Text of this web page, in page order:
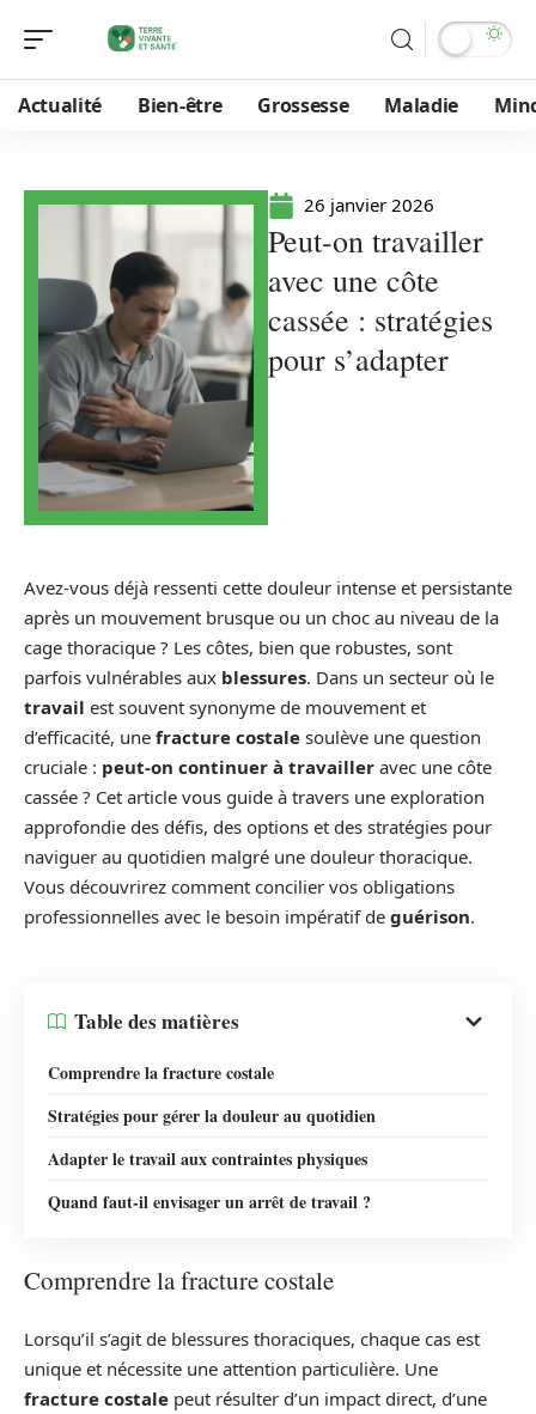
Actualité Bien-être Grossesse Maladie
26 janvier 2026
Peut-on travailler
avec une côte
cassée : stratégies
pour s’adapter
Avez-vous déjà ressenti cette douleur intense et persistante
après un mouvement brusque ou un choc au niveau de la
cage thoracique ? Les côtes, bien que robustes, sont
parfois vulnérables aux blessures. Dans un secteur où le
travail est souvent synonyme de mouvement et
d’efficacité, une fracture costale soulève une question
cruciale : peut-on continuer à travailler avec une côte
cassée ? Cet article vous guide à travers une exploration
approfondie des défis, des options et des stratégies pour
naviguer au quotidien malgré une douleur thoracique.
Vous découvrirez comment concilier vos obligations
professionnelles avec le besoin impératif de guérison.
Table des matières
Comprendre la fracture costale
Stratégies pour gérer la douleur au quotidien
Adapter le travail aux contraintes physiques
Quand faut-il envisager un arrêt de travail ?
Comprendre la fracture costale
Lorsqu’il s’agit de blessures thoraciques, chaque cas est
unique et nécessite une attention particulière. Une
fracture costale peut résulter d’un impact direct, d’une